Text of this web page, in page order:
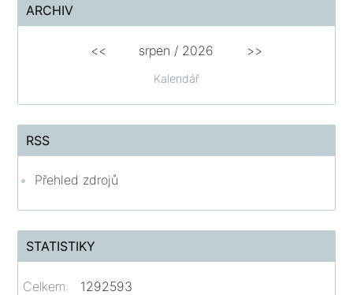
ARCHIV
Kalendář
<< srpen / 2026 >>
RSS
Přehled zdrojů
STATISTIKY
Celkem:
1292593